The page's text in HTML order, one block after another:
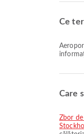
Ce
Aeroportul oferă Autobuz de transfer, Cameră de pepinieră, Serviciul de schimb valutar și multe alte facilități pentru a vă îmbunătăți experiența de călătorie. Puteți consulta
Care
zbor